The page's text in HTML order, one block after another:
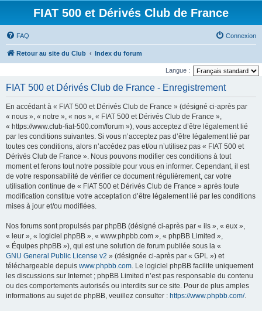
FIAT 500 et Dérivés Club de France
FAQ Connexion
Retour au site du Club Index du forum
Langue :
FIAT 500 et Dérivés Club de France - Enregistrement
En accédant à « FIAT 500 et Dérivés Club de France » (désigné ci-après par
« nous », « notre », « nos », « FIAT 500 et Dérivés Club de France »,
« https://www.club-fiat-500.com/forum »), vous acceptez d’être légalement lié
par les conditions suivantes. Si vous n’acceptez pas d’être légalement lié par
toutes ces conditions, alors n’accédez pas et/ou n’utilisez pas « FIAT 500 et
Dérivés Club de France ». Nous pouvons modifier ces conditions à tout
moment et ferons tout notre possible pour vous en informer. Cependant, il est
de votre responsabilité de vérifier ce document régulièrement, car votre
utilisation continue de « FIAT 500 et Dérivés Club de France » après toute
modification constitue votre acceptation d’être légalement lié par les conditions
mises à jour et/ou modifiées.
Nos forums sont propulsés par phpBB (désigné ci-après par « ils », « eux »,
« leur », « logiciel phpBB », « www.phpbb.com », « phpBB Limited »,
« Équipes phpBB »), qui est une solution de forum publiée sous la «
GNU General Public License v2 » (désignée ci-après par « GPL ») et
téléchargeable depuis www.phpbb.com. Le logiciel phpBB facilite uniquement
les discussions sur Internet ; phpBB Limited n’est pas responsable du contenu
ou des comportements autorisés ou interdits sur ce site. Pour de plus amples
informations au sujet de phpBB, veuillez consulter : https://www.phpbb.com/.